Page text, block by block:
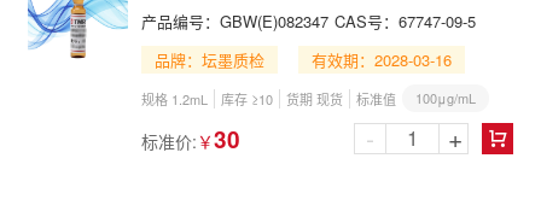
产品编号： GBW(E)082347 CAS号： 67747-09-5
品牌：坛墨质检
有效期：2028-03-16
规格 1.2mL 库存 ≥10 货期 现货 标准值 100μg/mL
标准价: ￥30 
- +